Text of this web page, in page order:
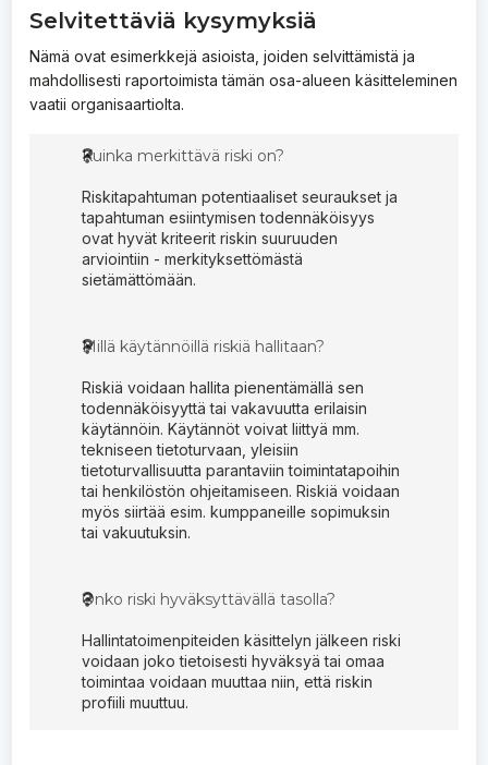
Selvitettäviä kysymyksiä
Nämä ovat esimerkkejä asioista, joiden selvittämistä ja
mahdollisesti raportoimista tämän osa-alueen käsitteleminen
vaatii organisaartiolta.
Kuinka merkittävä riski on?


Riskitapahtuman potentiaaliset seuraukset ja
tapahtuman esiintymisen todennäköisyys
ovat hyvät kriteerit riskin suuruuden
arviointiin - merkityksettömästä
sietämättömään.
Millä käytännöillä riskiä hallitaan?


Riskiä voidaan hallita pienentämällä sen
todennäköisyyttä tai vakavuutta erilaisin
käytännöin. Käytännöt voivat liittyä mm.
tekniseen tietoturvaan, yleisiin
tietoturvallisuutta parantaviin toimintatapoihin
tai henkilöstön ohjeitamiseen. Riskiä voidaan
myös siirtää esim. kumppaneille sopimuksin
tai vakuutuksin.
Onko riski hyväksyttävällä tasolla?


Hallintatoimenpiteiden käsittelyn jälkeen riski
voidaan joko tietoisesti hyväksyä tai omaa
toimintaa voidaan muuttaa niin, että riskin
profiili muuttuu.